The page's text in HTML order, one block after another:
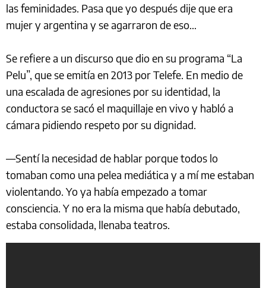
las feminidades. Pasa que yo después dije que era
mujer y argentina y se agarraron de eso…
Se refiere a un discurso que dio en su programa “La
Pelu”, que se emitía en 2013 por Telefe. En medio de
una escalada de agresiones por su identidad, la
conductora se sacó el maquillaje en vivo y habló a
cámara pidiendo respeto por su dignidad.
—Sentí la necesidad de hablar porque todos lo
tomaban como una pelea mediática y a mí me estaban
violentando. Yo ya había empezado a tomar
consciencia. Y no era la misma que había debutado,
estaba consolidada, llenaba teatros.